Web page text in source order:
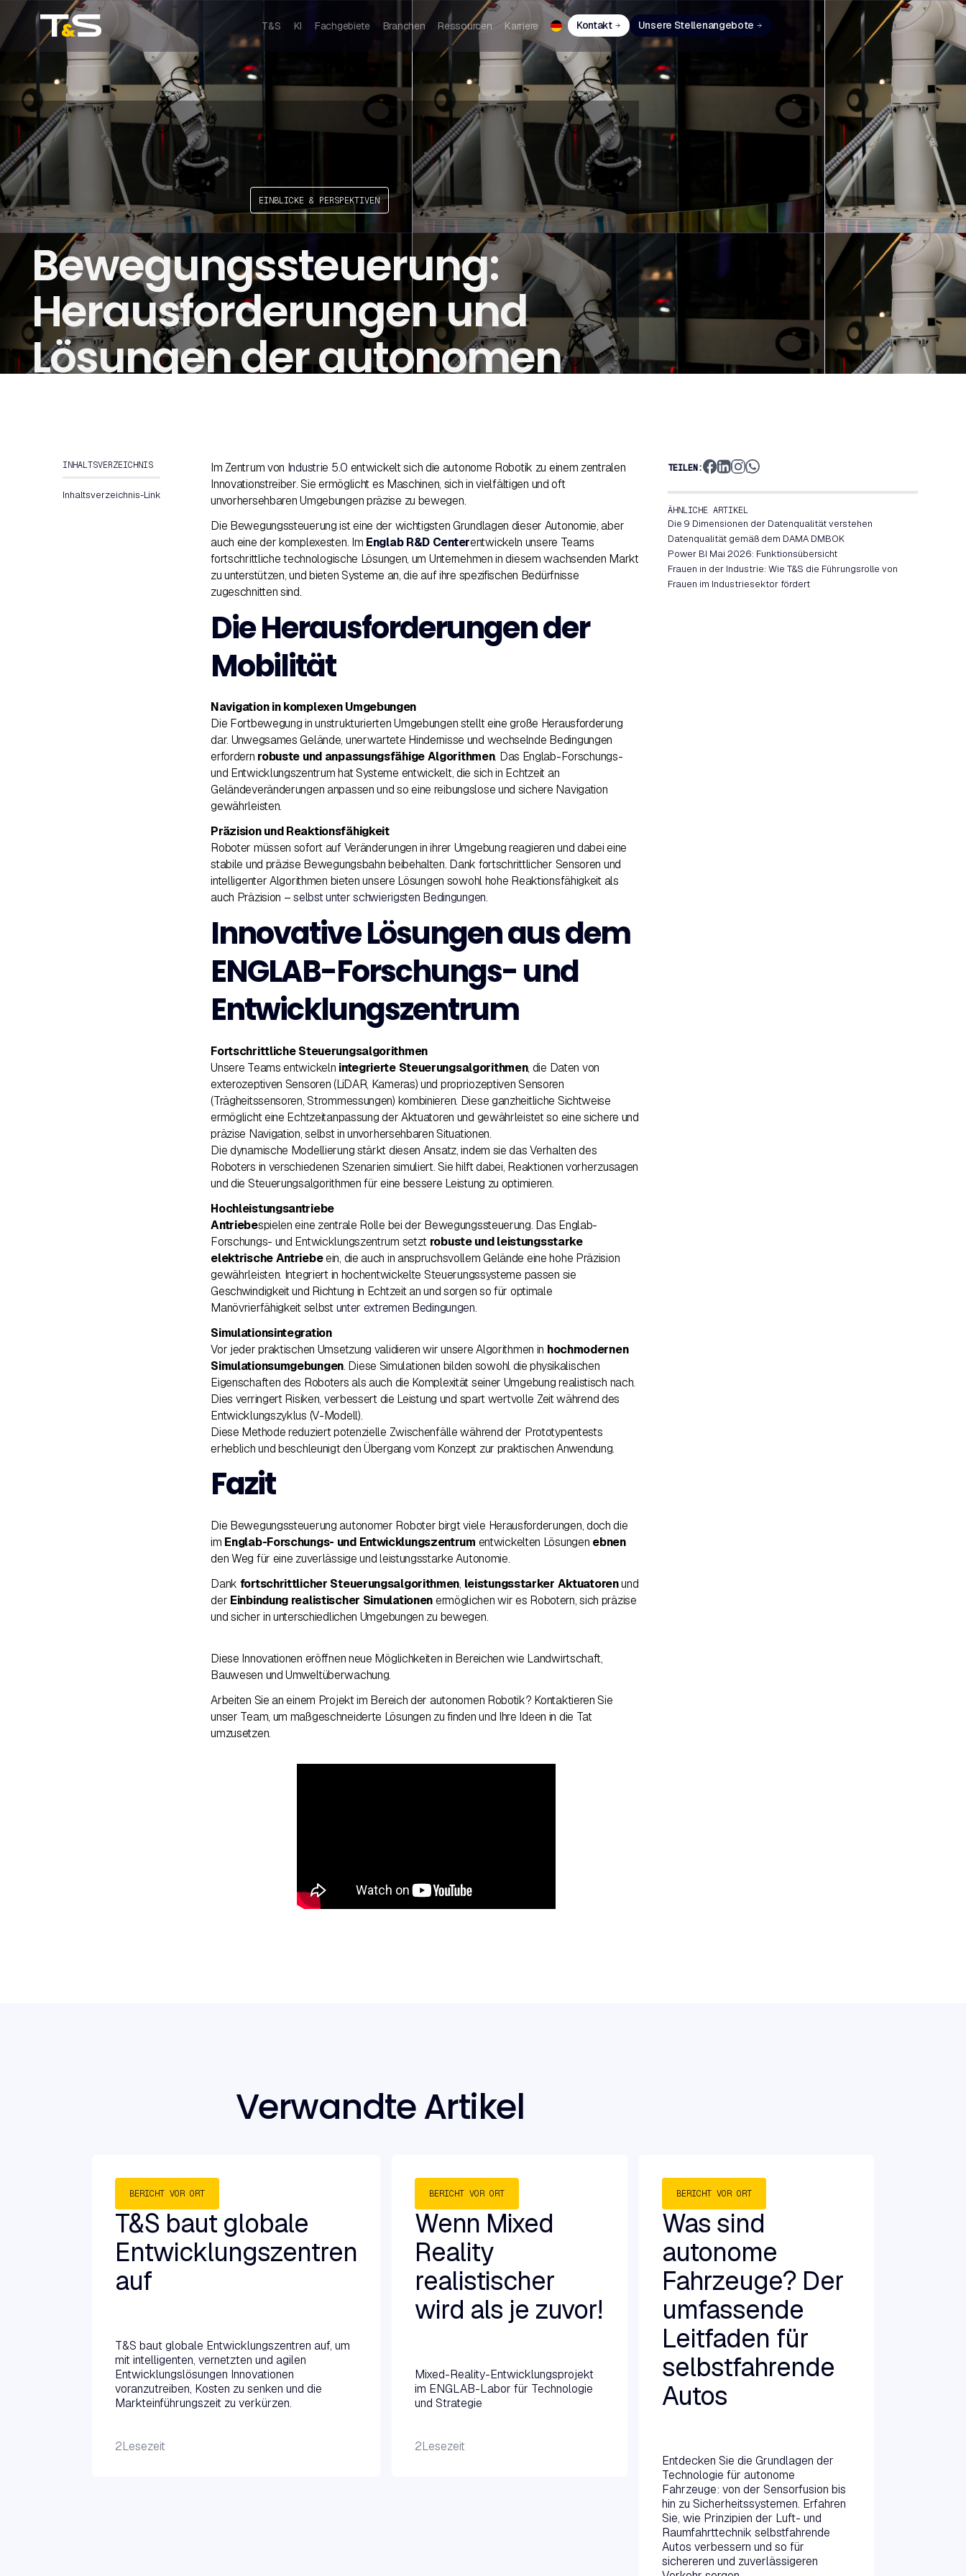
T&S KI Fachgebiete Branchen Ressourcen Karriere Kontakt Unsere Stellenangebote
EINBLICKE & PERSPEKTIVEN
Bewegungssteuerung:
Herausforderungen und
Lösungen der autonomen
INHALTSVERZEICHNIS
Inhaltsverzeichnis-Link
Im Zentrum von Industrie 5.0 entwickelt sich die autonome Robotik zu einem zentralen
Innovationstreiber. Sie ermöglicht es Maschinen, sich in vielfältigen und oft
unvorhersehbaren Umgebungen präzise zu bewegen.
Die Bewegungssteuerung ist eine der wichtigsten Grundlagen dieser Autonomie, aber
auch eine der komplexesten. Im Englab R&D Centerentwickeln unsere Teams
fortschrittliche technologische Lösungen, um Unternehmen in diesem wachsenden Markt
zu unterstützen, und bieten Systeme an, die auf ihre spezifischen Bedürfnisse
zugeschnitten sind.
Die Herausforderungen der
Mobilität
Navigation in komplexen Umgebungen
Die Fortbewegung in unstrukturierten Umgebungen stellt eine große Herausforderung
dar. Unwegsames Gelände, unerwartete Hindernisse und wechselnde Bedingungen
erfordern robuste und anpassungsfähige Algorithmen. Das Englab-Forschungs-
und Entwicklungszentrum hat Systeme entwickelt, die sich in Echtzeit an
Geländeveränderungen anpassen und so eine reibungslose und sichere Navigation
gewährleisten.
Präzision und Reaktionsfähigkeit
Roboter müssen sofort auf Veränderungen in ihrer Umgebung reagieren und dabei eine
stabile und präzise Bewegungsbahn beibehalten. Dank fortschrittlicher Sensoren und
intelligenter Algorithmen bieten unsere Lösungen sowohl hohe Reaktionsfähigkeit als
auch Präzision –selbst unter schwierigsten Bedingungen.
Innovative Lösungen aus dem
ENGLAB-Forschungs- und
Entwicklungszentrum
Fortschrittliche Steuerungsalgorithmen
Unsere Teams entwickeln integrierte Steuerungsalgorithmen, die Daten von
exterozeptiven Sensoren (LiDAR, Kameras) und propriozeptiven Sensoren
(Trägheitssensoren, Strommessungen) kombinieren. Diese ganzheitliche Sichtweise
ermöglicht eine Echtzeitanpassung der Aktuatoren und gewährleistet so eine sichere und
präzise Navigation, selbst in unvorhersehbaren Situationen.
Die dynamische Modellierung stärkt diesen Ansatz, indem sie das Verhalten des
Roboters in verschiedenen Szenarien simuliert. Sie hilft dabei, Reaktionen vorherzusagen
und die Steuerungsalgorithmen für eine bessere Leistung zu optimieren.
Hochleistungsantriebe
Antriebespielen eine zentrale Rolle bei der Bewegungssteuerung. Das Englab-
Forschungs- und Entwicklungszentrum setzt robuste und leistungsstarke
elektrische Antriebeein, die auch in anspruchsvollem Gelände eine hohe Präzision
gewährleisten. Integriert in hochentwickelte Steuerungssysteme passen sie
Geschwindigkeit und Richtung in Echtzeit an und sorgen so für optimale
Manövrierfähigkeit selbstunter extremen Bedingungen.
Simulationsintegration
Vor jeder praktischen Umsetzung validieren wir unsere Algorithmen in hochmodernen
Simulationsumgebungen. Diese Simulationen bilden sowohl die physikalischen
Eigenschaften des Roboters als auch die Komplexität seiner Umgebung realistisch nach.
Dies verringert Risiken, verbessert die Leistung und spart wertvolle Zeit während des
Entwicklungszyklus (V-Modell).
Diese Methode reduziert potenzielle Zwischenfälle während der Prototypentests
erheblich und beschleunigt den Übergang vom Konzept zur praktischen Anwendung.
Fazit
Die Bewegungssteuerung autonomer Roboter birgt viele Herausforderungen, doch die
im Englab-Forschungs- und Entwicklungszentrum entwickelten Lösungen ebnen
den Weg für eine zuverlässige und leistungsstarke Autonomie.
Dank fortschrittlicher Steuerungsalgorithmen, leistungsstarker Aktuatorenund
der Einbindung realistischer Simulationenermöglichen wir es Robotern, sich präzise
und sicher in unterschiedlichen Umgebungen zu bewegen.
Diese Innovationen eröffnen neue Möglichkeiten in Bereichen wie Landwirtschaft,
Bauwesen und Umweltüberwachung.
Arbeiten Sie an einem Projekt im Bereich der autonomen Robotik? Kontaktieren Sie
unser Team, um maßgeschneiderte Lösungen zu finden und Ihre Ideen in die Tat
umzusetzen.
TEILEN:
ÄHNLICHE ARTIKEL
Die 9 Dimensionen der Datenqualität verstehen
Datenqualität gemäß dem DAMA DMBOK
Power BI Mai 2026: Funktionsübersicht
Frauen in der Industrie: Wie T&S die Führungsrolle von
Frauen im Industriesektor fördert
Verwandte Artikel
BERICHT VOR ORT
T&S baut globale
Entwicklungszentren
auf
T&S baut globale Entwicklungszentren auf, um
mit intelligenten, vernetzten und agilen
Entwicklungslösungen Innovationen
voranzutreiben, Kosten zu senken und die
Markteinführungszeit zu verkürzen.
2Lesezeit
BERICHT VOR ORT
Wenn Mixed
Reality
realistischer
wird als je zuvor!
Mixed-Reality-Entwicklungsprojekt
im ENGLAB-Labor für Technologie
und Strategie
2Lesezeit
BERICHT VOR ORT
Was sind
autonome
Fahrzeuge? Der
umfassende
Leitfaden für
selbstfahrende
Autos
Entdecken Sie die Grundlagen der
Technologie für autonome
Fahrzeuge: von der Sensorfusion bis
hin zu Sicherheitssystemen. Erfahren
Sie, wie Prinzipien der Luft- und
Raumfahrttechnik selbstfahrende
Autos verbessern und so für
sichereren und zuverlässigeren